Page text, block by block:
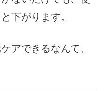
下がります。
アできるなんて、